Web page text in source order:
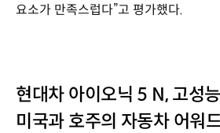
요소가 만족스럽다”고 평가했다.
현대차 아이오닉 5 N, 고성
미국과 호주의 자동차 어워